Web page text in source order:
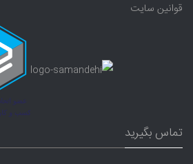
قوانین سایت
تماس بگیرید